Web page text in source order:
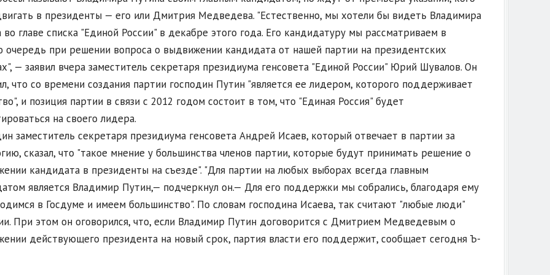
в президенты — его или Дмитрия Медведева. "Естественно, мы хотели бы видеть Владимира
во главе списка "Единой России" в декабре этого года. Его кандидатуру мы рассматриваем в
очередь при решении вопроса о выдвижении кандидата от нашей партии на президентских
— заявил вчера заместитель секретаря президиума генсовета "Единой России" Юрий Шувалов. Он
что со времени создания партии господин Путин "является ее лидером, которого поддерживает
и позиция партии в связи с 2012 годом состоит в том, что "Единая Россия" будет
на своего лидера.
заместитель секретаря президиума генсовета Андрей Исаев, который отвечает в партии за
сказал, что "такое мнение у большинства членов партии, которые будут принимать решение о
кандидата в президенты на съезде". "Для партии на любых выборах всегда главным
является Владимир Путин,— подчеркнул он.— Для его поддержки мы собрались, благодаря ему
в Госдуме и имеем большинство". По словам господина Исаева, так считают "любые люди"
При этом он оговорился, что, если Владимир Путин договорится с Дмитрием Медведевым о
действующего президента на новый срок, партия власти его поддержит, сообщает сегодня Ъ-